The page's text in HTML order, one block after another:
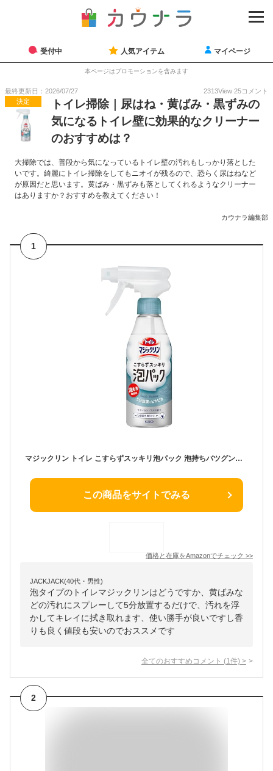
受付中 人気アイテム マイページ
本ページはプロモーションを含みます
最終更新日：2026/07/27 2313View 25コメント
決定
トイレ掃除｜尿はね・黄ばみ・黒ずみの
気になるトイレ壁に効果的なクリーナー
のおすすめは？
大掃除では、普段から気になっているトイレ壁の汚れもしっかり落とした
いです。綺麗にトイレ掃除をしてもニオイが残るので、恐らく尿はねなど
が原因だと思います。黄ばみ・黒ずみも落としてくれるようなクリーナー
はありますか？おすすめを教えてください！
カウナラ編集部
1
マジックリン トイレ こすらずスッキリ泡パック 泡持ちバツグン吸着泡 5分放置でトイレピカピカに! サボン&シトラスの香り 本体 300ml
この商品をサイトでみる
価格と在庫をAmazonでチェック >>
JACKJACK(40代・男性)
泡タイプのトイレマジックリンはどうですか、黄ばみな
どの汚れにスプレーして5分放置するだけで、汚れを浮
かしてキレイに拭き取れます、使い勝手が良いですし香
りも良く値段も安いのでおススメです
全てのおすすめコメント (1 件) >
2